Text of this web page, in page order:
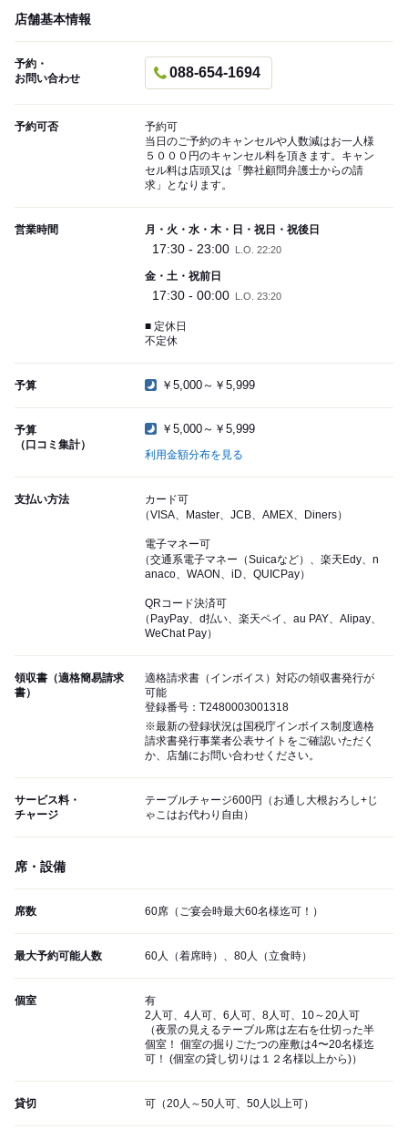
店舗基本情報
予約・
お問い合わせ
088-654-1694
予約可否
予約可
当日のご予約のキャンセルや人数減はお一人様
５０００円のキャンセル料を頂きます。キャン
セル料は店頭又は「弊社顧問弁護士からの請
求」となります。
営業時間 月・火・水・木・日・祝日・祝後日
17:30 - 23:00 L.O. 22:20
金・土・祝前日
17:30 - 00:00 L.O. 23:20
■ 定休日
不定休
予算 ￥5,000～￥5,999
予算
（口コミ集計）
￥5,000～￥5,999
利用金額分布を見る
支払い方法
カード可
（VISA、Master、JCB、AMEX、Diners）
電子マネー可
（交通系電子マネー（Suicaなど）、楽天Edy、n
anaco、WAON、iD、QUICPay）
QRコード決済可
（PayPay、d払い、楽天ペイ、au PAY、Alipay、
WeChat Pay）
領収書（適格簡易請求
書）
適格請求書（インボイス）対応の領収書発行が
可能
登録番号：T2480003001318
※最新の登録状況は国税庁インボイス制度適格
請求書発行事業者公表サイトをご確認いただく
か、店舗にお問い合わせください。
サービス料・
チャージ
テーブルチャージ600円（お通し大根おろし+じ
ゃこはお代わり自由）
席・設備
席数 60席（ご宴会時最大60名様迄可！）
最大予約可能人数 60人（着席時）、80人（立食時）
個室
有
2人可、4人可、6人可、8人可、10～20人可
（夜景の見えるテーブル席は左右を仕切った半
個室！ 個室の掘りごたつの座敷は4〜20名様迄
可！ (個室の貸し切りは１２名様以上から)）
貸切 可（20人～50人可、50人以上可）